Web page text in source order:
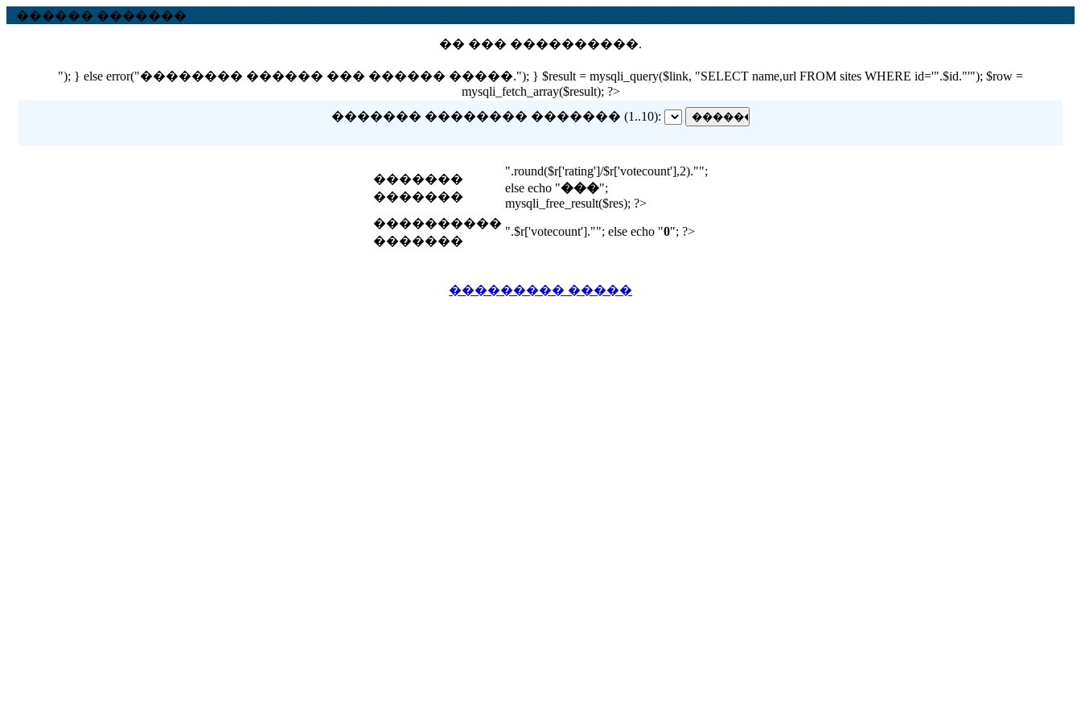
������ �������
�� ��� ����������.
"); } else error("�������� ������ ��� ������ �����."); } $result = mysqli_query($link, "SELECT name,url FROM sites WHERE id='".$id."'"); $row =
mysqli_fetch_array($result); ?>
������� �������� ������� (1..10):
�������
�������
".round($r['rating']/$r['votecount'],2)."";
else echo "���";
mysqli_free_result($res); ?>
����������
�������
".$r['votecount'].""; else echo "0"; ?>
��������� �����